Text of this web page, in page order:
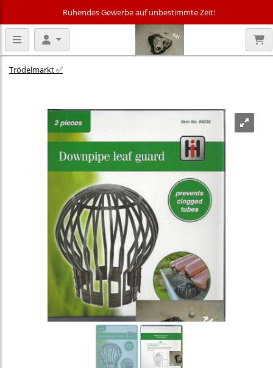
Ruhendes Gewerbe auf unbestimmte Zeit!
Trödelmarkt ✅